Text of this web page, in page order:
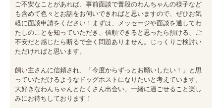
ご不安なことがあれば、事前面談で普段のわんちゃんの様子など
も含めて色々とお話をお伺いできればと思いますので、ぜひお気
軽に面談申請をください！まずは、メッセージや面談を通してわ
たしのことを知っていただき、信頼できると思ったら預ける、ご
不安だと感じたら断るで全く問題ありません。じっくりご検討い
ただければと思います。
飼い主さんに信頼され、「今度からずっとお願いしたい！」と思
っていただけるようなドッグホストになりたいと考えています。
大好きなわんちゃんとたくさん出会い、一緒に過ごせること楽し
みにお待ちしております！